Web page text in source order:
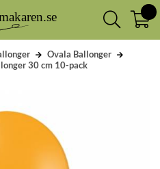
Ovala Ballonger
30 cm 10-pack